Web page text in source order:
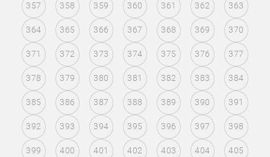
357 358 359 360 361 362 363
364 365 366 367 368 369 370
371 372 373 374 375 376 377
378 379 380 381 382 383 384
385 386 387 388 389 390 391
392 393 394 395 396 397 398
399 400 401 402 403 404 405